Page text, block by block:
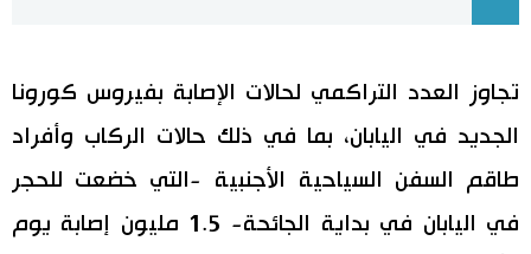
اليابان في فيديو
مانغا وأنيمي
علوم وتكنولوجيا
تجاوز العدد التراكمي لحالات الإصابة بفيروس كورونا
الجديد في اليابان، بما في ذلك حالات الركاب وأفراد
طاقم السفن السياحية الأجنبية -التي خضعت للحجر
في اليابان في بداية الجائحة- 1.5 مليون إصابة يوم